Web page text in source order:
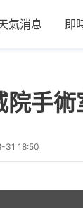
氣消息 即
院手
31 18:50